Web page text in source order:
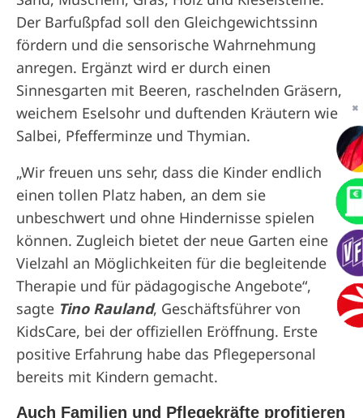
Der Barfußpfad soll den Gleichgewichtssinn
fördern und die sensorische Wahrnehmung
anregen. Ergänzt wird er durch einen
Sinnesgarten mit Beeren, raschelnden Gräsern,
weichem Eselsohr und duftenden Kräutern wie
Salbei, Pfefferminze und Thymian.
„Wir freuen uns sehr, dass die Kinder endlich
einen tollen Platz haben, an dem sie
unbeschwert und ohne Hindernisse spielen
können. Zugleich bietet der neue Garten eine
Vielzahl an Möglichkeiten für die begleitende
Therapie und für pädagogische Angebote“,
sagte Tino Rauland, Geschäftsführer von
KidsCare, bei der offiziellen Eröffnung. Erste
positive Erfahrung habe das Pflegepersonal
bereits mit Kindern gemacht.
Auch Familien und Pflegekräfte profitieren
✖